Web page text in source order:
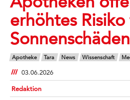
erhöhtes
Sonnenschäden
Apotheke Tara News Wissenschaft
03.06.2026
Redaktion